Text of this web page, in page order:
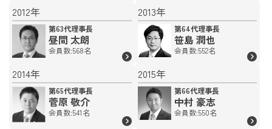
2012年
第63代理事長
昼間 太朗
会員数:568名
2013年
第64代理事長
笹島 潤也
会員数:552名
2014年
第65代理事長
菅原 敬介
会員数:541名
2015年
第66代理事長
中村 豪志
会員数:550名